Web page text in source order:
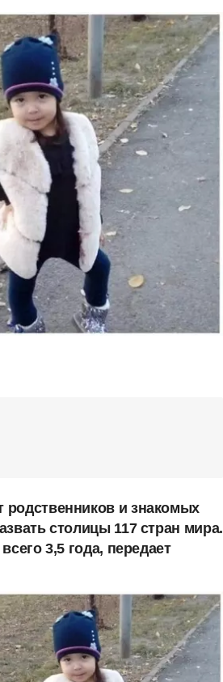
родственников и знакомых
столицы 117 стран мира.
3,5 года, передает